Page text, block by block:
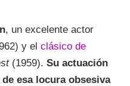
, un excelente actor
y el clásico de
(1959). Su actuación
esa locura obsesiva